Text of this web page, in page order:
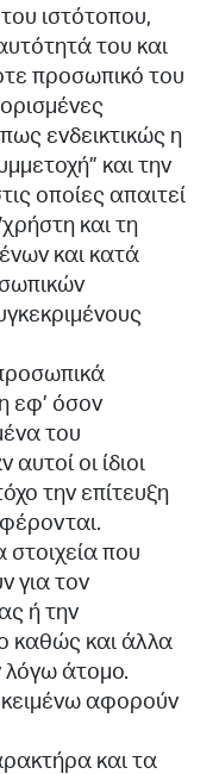
ιστότοπου,
του και
προσωπικό του
ενδεικτικώς η
και την
οποίες απαιτεί
και τη
και κατά
εφ’ όσον
του
οι ίδιοι
την επίτευξη
στοιχεία που
για τον
ή την
καθώς και άλλα
λόγω άτομο.
αφορούν
και τα